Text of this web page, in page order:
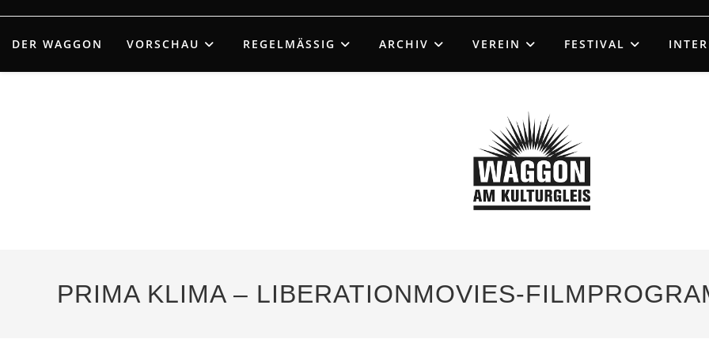
springen
DER WAGGON VORSCHAU REGELMÄSSIG ARCHIV VEREIN FESTIVAL
PRIMA KLIMA – LIBERATIONMOVIES-